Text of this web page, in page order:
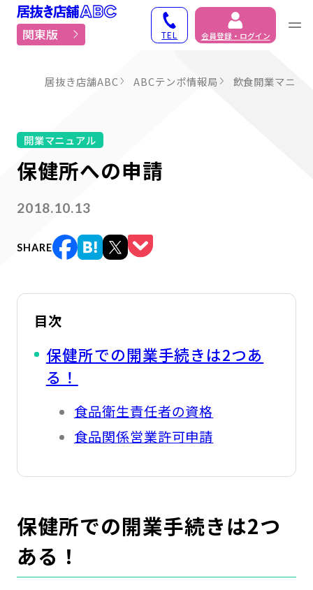
居抜き物件・貸店舗で
関東版 TEL 会員登録・ログイン
居抜き店舗ABC ABCテンポ情報局 飲食開業マニュ
開業マニュアル
保健所への申請
2018.10.13
SHARE
目次
保健所での開業手続きは2つあ
る！
食品衛生責任者の資格
食品関係営業許可申請
保健所での開業手続きは2つ
ある！